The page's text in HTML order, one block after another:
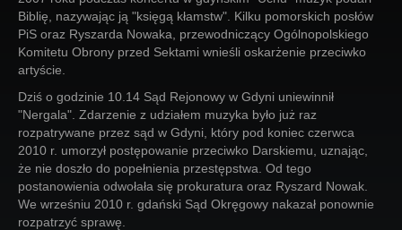
Galeria
Forum
Login
Biblię, nazywając ją "księgą kłamstw". Kilku pomorskich posłów
PiS oraz Ryszarda Nowaka, przewodniczący Ogólnopolskiego
Komitetu Obrony przed Sektami wnieśli oskarżenie przeciwko
artyście.
Dziś o godzinie 10.14 Sąd Rejonowy w Gdyni uniewinnił
"Nergala". Zdarzenie z udziałem muzyka było już raz
rozpatrywane przez sąd w Gdyni, który pod koniec czerwca
2010 r. umorzył postępowanie przeciwko Darskiemu, uznając,
że nie doszło do popełnienia przestępstwa. Od tego
postanowienia odwołała się prokuratura oraz Ryszard Nowak.
We wrześniu 2010 r. gdański Sąd Okręgowy nakazał ponownie
rozpatrzyć sprawę.